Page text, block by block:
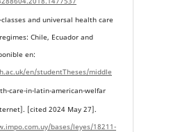
and universal health care
Chile, Ecuador and
en:
en/studentTheses/middle
care-in-latin-american-welfar
[cited 2024 May 27].
bases/leyes/18211-